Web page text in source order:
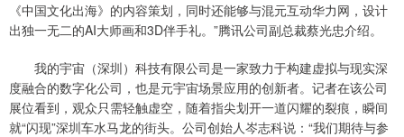
《中国文化出海》的内容策划，同时还能够与混元互动华力网，设计
出独一无二的AI大师画和3D伴手礼。”腾讯公司副总裁蔡光忠介绍。
我的宇宙（深圳）科技有限公司是一家致力于构建虚拟与现实深
度融合的数字化公司，也是元宇宙场景应用的创新者。记者在该公司
展位看到，观众只需轻触虚空，随着指尖划开一道闪耀的裂痕，瞬间
就“闪现”深圳车水马龙的街头。公司创始人岑志科说：“我们期待与参